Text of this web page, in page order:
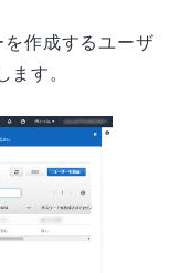
を作成するユーザ
ます。